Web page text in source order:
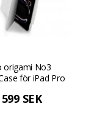
origami No3
för iPad Pro
599 SEK